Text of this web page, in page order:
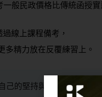
一般民政價格比傳統函授實
線上課程備考，
多精力放在反覆練習上。
己的堅持與 KIAO 贏戰公